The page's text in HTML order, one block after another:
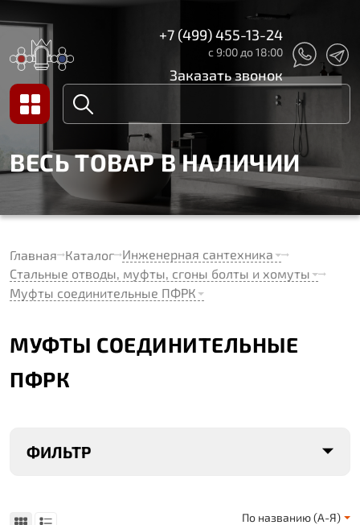
+7 (499) 455-13-24
с 9:00 до 18:00
Заказать звонок
ВЕСЬ ТОВАР В НАЛИЧИИ
Главная Каталог Инженерная сантехника
Стальные отводы, муфты, сгоны болты и хомуты
Муфты соединительные ПФРК
МУФТЫ СОЕДИНИТЕЛЬНЫЕ
ПФРК
ФИЛЬТР
По названию (А-Я)